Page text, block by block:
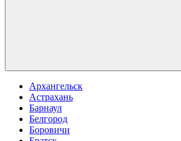
Архангельск
Астрахань
Барнаул
Белгород
Боровичи